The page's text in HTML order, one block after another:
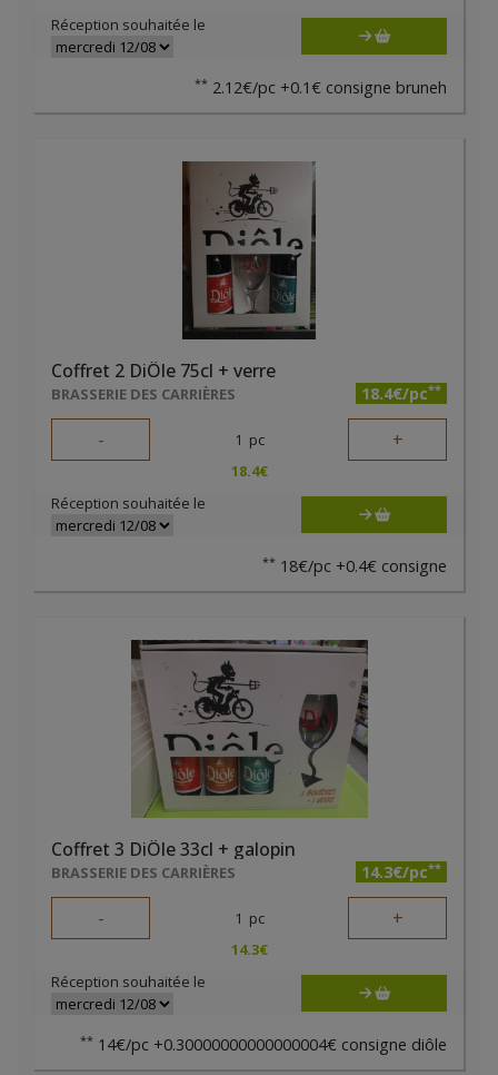
Réception souhaitée le
** 2.12€/pc +0.1€ consigne bruneh
Coffret 2 DiÔle 75cl + verre
BRASSERIE DES CARRIÈRES 18.4€/pc**
- 1 pc +
18.4€
Réception souhaitée le
** 18€/pc +0.4€ consigne
Coffret 3 DiÔle 33cl + galopin
BRASSERIE DES CARRIÈRES 14.3€/pc**
- 1 pc +
14.3€
Réception souhaitée le
** 14€/pc +0.30000000000000004€ consigne diôle